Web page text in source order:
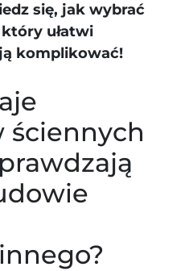
się, jak wybrać
ułatwi
komplikować!
ściennych